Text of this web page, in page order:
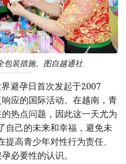
包装措施。图自越通社
避孕日首次发起于2007
应的国际活动。在越南，青
热点问题，因此这一天尤为
自己的未来和幸福，避免未
高青少年对性行为责任、
必要性的认识。